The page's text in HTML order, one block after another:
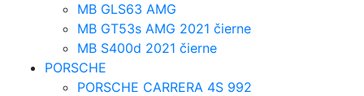
MB GLS63 AMG
MB GT53s AMG 2021 čierne
MB S400d 2021 čierne
PORSCHE
PORSCHE CARRERA 4S 992